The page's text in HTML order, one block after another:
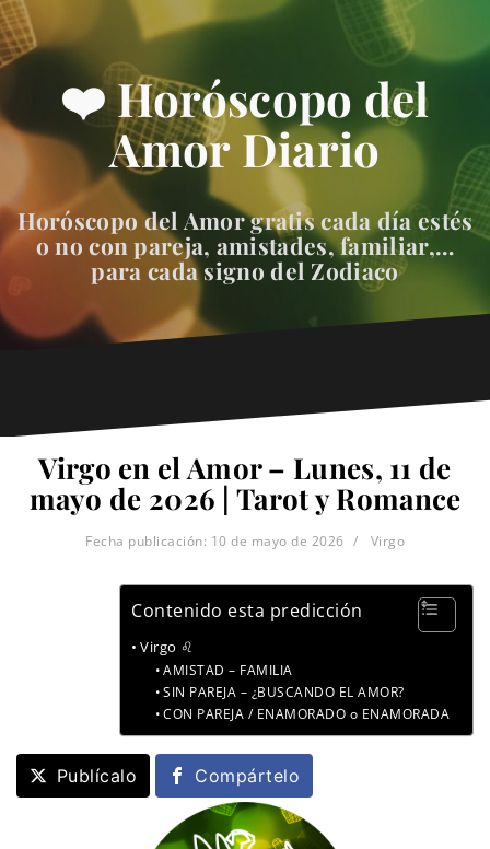
❤️ Horóscopo del
Amor Diario
Horóscopo del Amor gratis cada día estés
o no con pareja, amistades, familiar,…
para cada signo del Zodiaco
Virgo en el Amor – Lunes, 11 de
mayo de 2026 | Tarot y Romance
Fecha publicación: 10 de mayo de 2026 Virgo
Contenido esta predicción
Virgo ♌
AMISTAD – FAMILIA
SIN PAREJA – ¿BUSCANDO EL AMOR?
CON PAREJA / ENAMORADO o ENAMORADA
Publícalo Compártelo